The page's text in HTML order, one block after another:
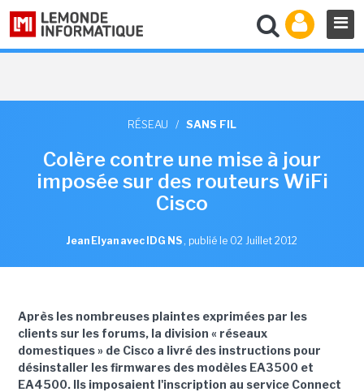
RÉSEAU / SANS FIL
Colère contre une mise à jour
imposée sur des routeurs WiFi
Cisco
Jean Elyan avec IDG NS , publié le 02 Juillet 2012
Après les nombreuses plaintes exprimées par les
clients sur les forums, la division « réseaux
domestiques » de Cisco a livré des instructions pour
désinstaller les firmwares des modèles EA3500 et
EA4500. Ils imposaient l'inscription au service Connect